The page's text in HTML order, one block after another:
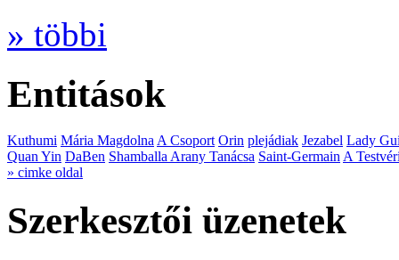
» többi
Entitások
Kuthumi Mária MagdolnaA Csoport Orin plejádiak Jezabel Lady
Quan Yin DaBen Shamballa Arany Tanácsa Saint-GermainA
» cimke oldal
Szerkesztői üzenetek